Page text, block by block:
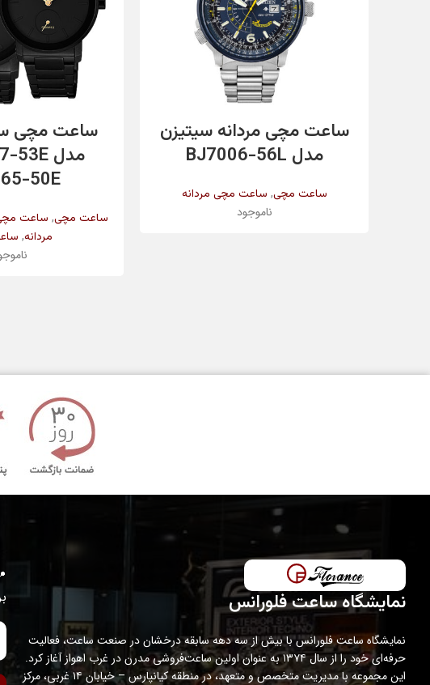
تاریخ شمار
مقاومت در برابر آب
رنگ بند
مدت گارانتی
اطلاعات بیشتر
ساعت مچی مردانه سیتیزن
مدل BJ7006-56L
ساعت مچی, ساعت مچی مردانه
ناموجود
ساعت مچی
50E
ساعت مچی, ساعت
مردانه,
نمایشگاه ساعت فلورانس
نمایشگاه ساعت فلورانس با بیش از سه دهه سابقه درخشان در صنعت ساعت، فعالیت
حرفه‌ای خود را از سال ۱۳۷۴ به عنوان اولین ساعت‌فروشی مدرن در غرب اهواز آغاز کرد.
این مجموعه با مدیریت متخصص و متعهد، در منطقه کیانپارس – خیابان ۱۴ غربی، مرکز